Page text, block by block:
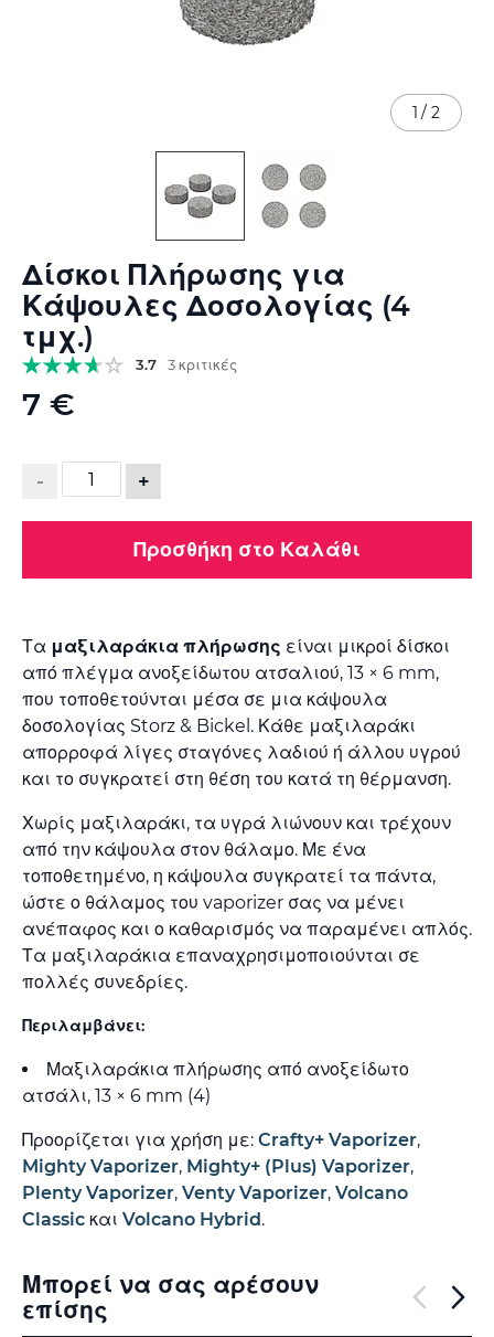
Δίσκοι Πλήρωσης για
Κάψουλες Δοσολογίας (4
τμχ.)
3.7 3 κριτικές
7 €
- +
Προσθήκη στο Καλάθι
Τα μαξιλαράκια πλήρωσης είναι μικροί δίσκοι
από πλέγμα ανοξείδωτου ατσαλιού, 13 × 6 mm,
που τοποθετούνται μέσα σε μια κάψουλα
δοσολογίας Storz & Bickel. Κάθε μαξιλαράκι
απορροφά λίγες σταγόνες λαδιού ή άλλου υγρού
και το συγκρατεί στη θέση του κατά τη θέρμανση.
Χωρίς μαξιλαράκι, τα υγρά λιώνουν και τρέχουν
από την κάψουλα στον θάλαμο. Με ένα
τοποθετημένο, η κάψουλα συγκρατεί τα πάντα,
ώστε ο θάλαμος του vaporizer σας να μένει
ανέπαφος και ο καθαρισμός να παραμένει απλός.
Τα μαξιλαράκια επαναχρησιμοποιούνται σε
πολλές συνεδρίες.
Περιλαμβάνει:
Μαξιλαράκια πλήρωσης από ανοξείδωτο
ατσάλι, 13 × 6 mm (4)
Προορίζεται για χρήση με: Crafty+ Vaporizer,
Mighty Vaporizer, Mighty+ (Plus) Vaporizer,
Plenty Vaporizer, Venty Vaporizer, Volcano
Classic και Volcano Hybrid.
1 / 2
στην
αρχή
της
συλλογής
εικόνων
Μπορεί να σας αρέσουν
επίσης